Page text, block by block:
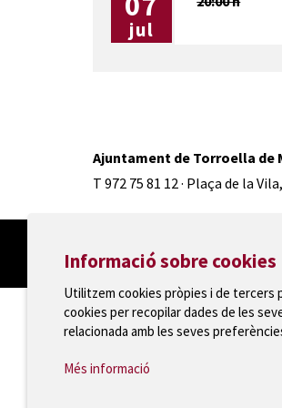
jul
Ajuntament de Torroella de
T 972 75 81 12 · Plaça de la
Informació sobre cookies
Utilitzem cookies pròpies i de tercers
cookies per recopilar dades de les
relacionada amb les seves
Més informació